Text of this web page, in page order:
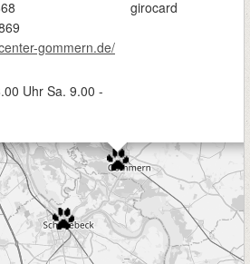
gommern.de/
Uhr Sa. 9.00 -
girocard